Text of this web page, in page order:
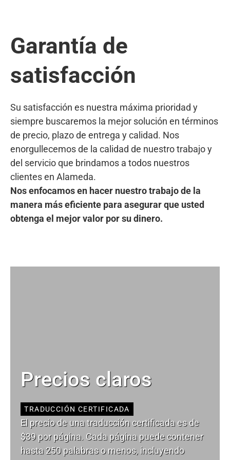
Garantía de
satisfacción
Su satisfacción es nuestra máxima prioridad y
siempre buscaremos la mejor solución en términos
de precio, plazo de entrega y calidad. Nos
enorgullecemos de la calidad de nuestro trabajo y
del servicio que brindamos a todos nuestros
clientes en Alameda.
Nos enfocamos en hacer nuestro trabajo de la
manera más eficiente para asegurar que usted
obtenga el mejor valor por su dinero.
Precios claros
TRADUCCIÓN CERTIFICADA
El precio de una traducción certificada es de
$39 por página. Cada página puede contener
hasta 250 palabras o menos, incluyendo